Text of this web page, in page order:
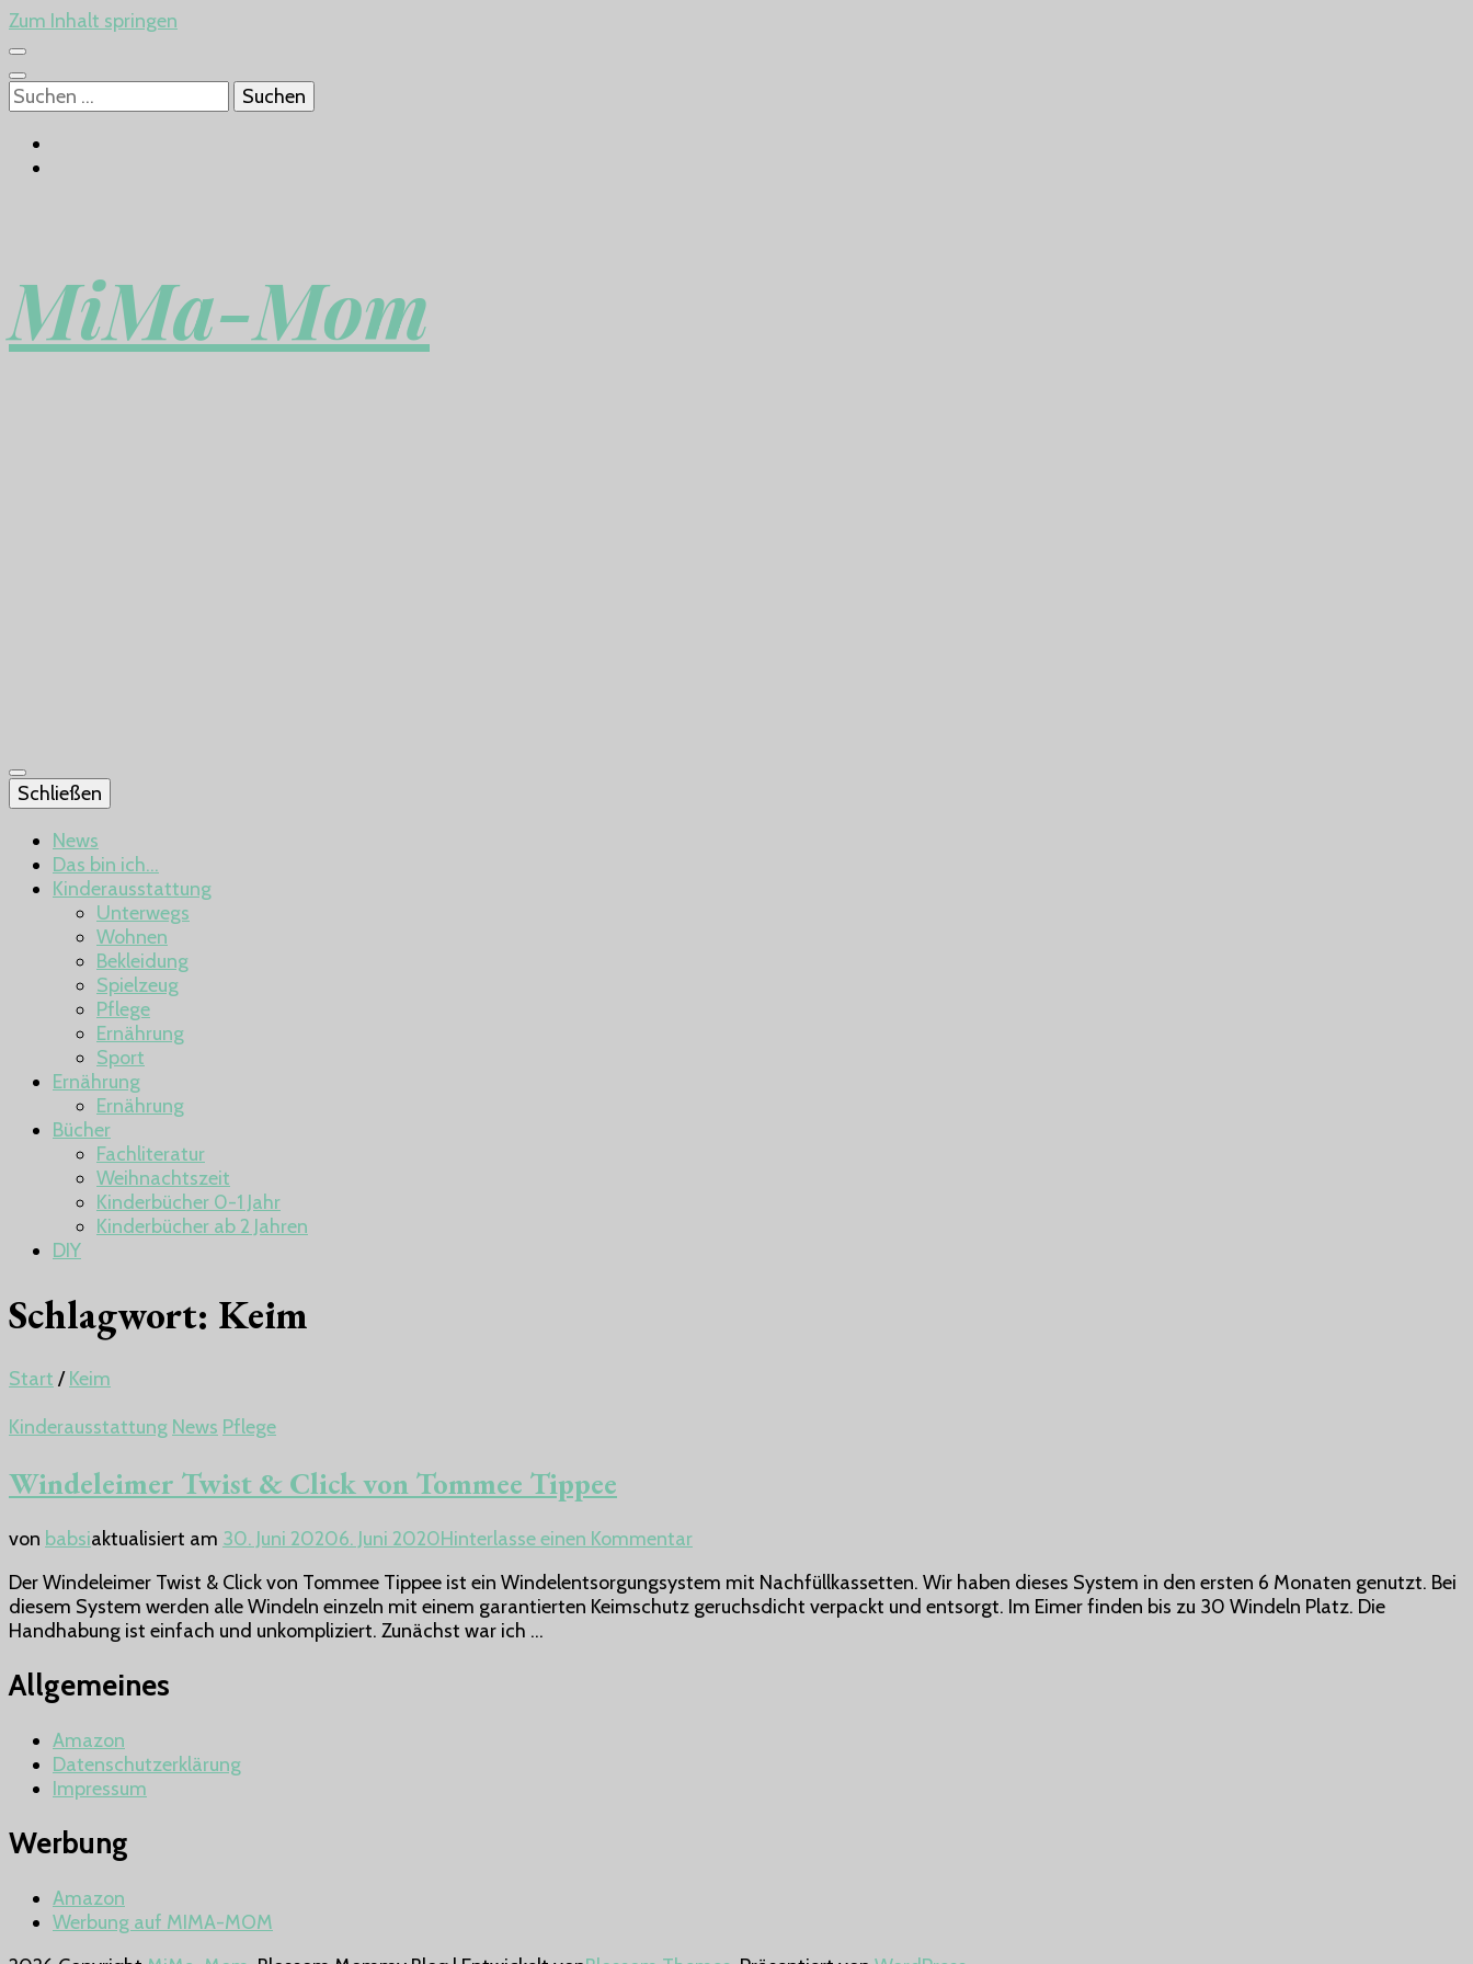
Zum Inhalt springen
Suchen
nach:
MiMa-Mom
Schließen
News
Das bin ich…
Kinderausstattung
Unterwegs
Wohnen
Bekleidung
Spielzeug
Pflege
Ernährung
Sport
Ernährung
Ernährung
Bücher
Fachliteratur
Weihnachtszeit
Kinderbücher 0-1 Jahr
Kinderbücher ab 2 Jahren
DIY
Schlagwort: Keim
Start / Keim
Kinderausstattung News Pflege
Windeleimer Twist & Click von Tommee Tippee
von babsiaktualisiert am 30. Juni 20206. Juni 2020Hinterlasse einen Kommentarzu
Twist
&
Der Windeleimer Twist & Click von Tommee Tippee ist ein Windelentsorgungsystem mit Nachfüllkassetten. Wir haben dieses System in den ersten 6 Monaten genutzt. Bei
diesem System werden alle Windeln einzeln mit einem garantierten Keimschutz geruchsdicht verpackt und entsorgt. Im Eimer finden bis zu 30 Windeln Platz. Die
Handhabung ist einfach und unkompliziert. Zunächst war ich …
Allgemeines
Amazon
Datenschutzerklärung
Impressum
Werbung
Amazon
Werbung auf MIMA-MOM